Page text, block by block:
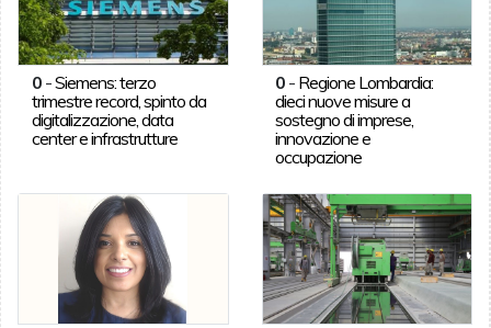
0-Siemens: terzo
trimestre record, spinto da
digitalizzazione, data
center e infrastrutture
0 - Regione Lombardia:
dieci nuove misure a
sostegno di imprese,
innovazione e
occupazione